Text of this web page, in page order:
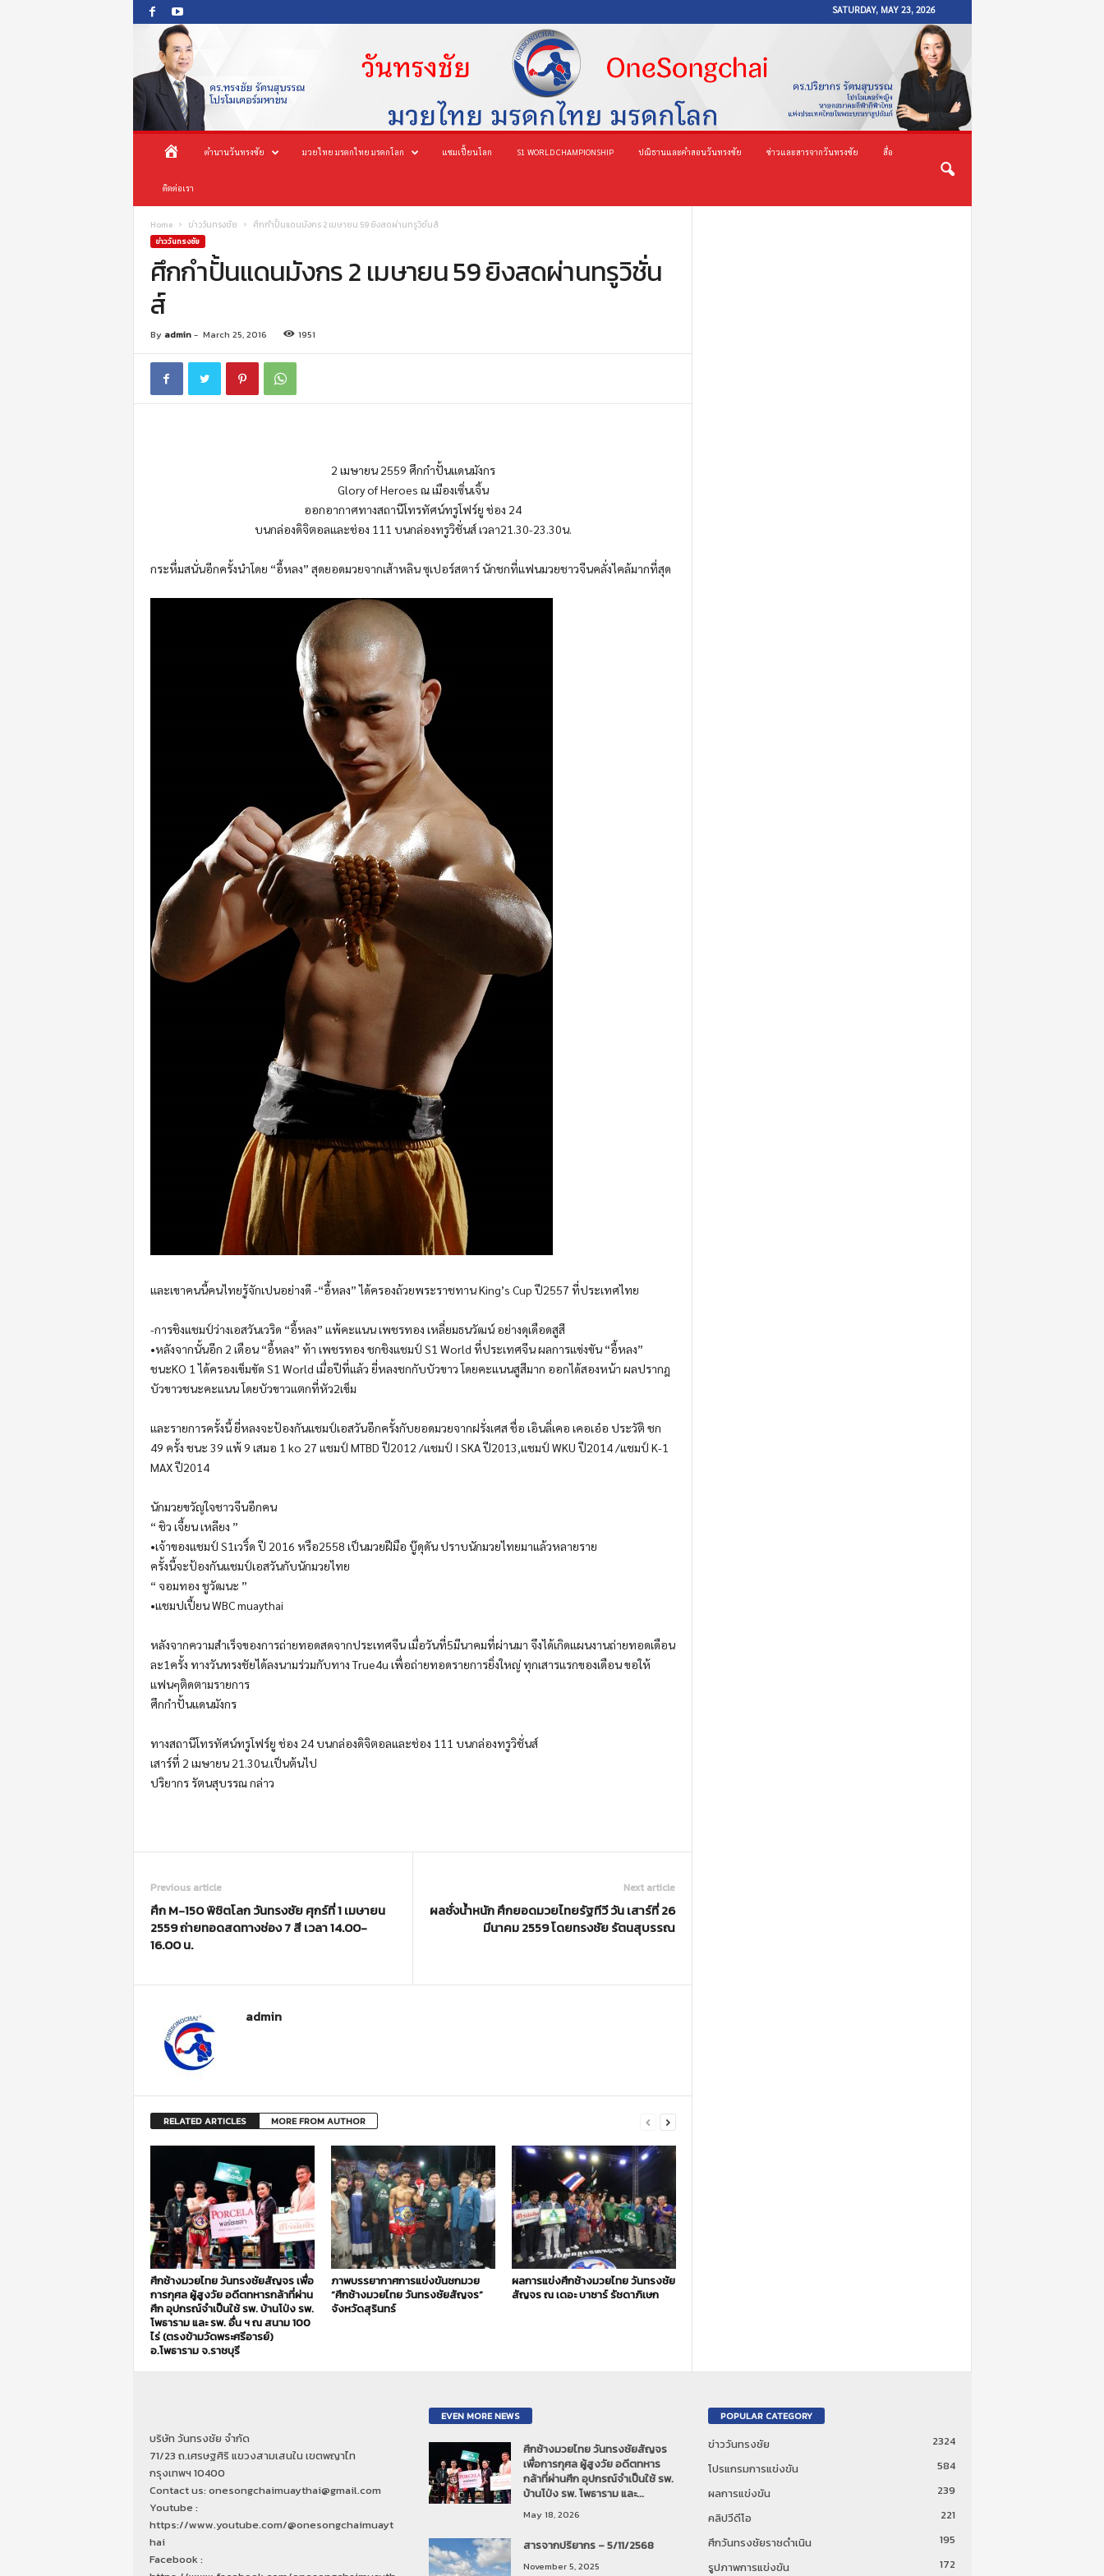
SATURDAY, MAY 23, 2026
O
o
น้
า
ก
ตำนานวันทรงชัย มวยไทย มรดกไทย มรดกโลก แชมเปี้ยนโลก S1 WORLD CHAMPIONSHIP ปณิธานและคำสอนวันทรงชัย ข่าวและสารจากวันทรงชัย สื่อ
ติดต่อเรา
Home ข่าววันทรงชัย ศึกกำปั้นแดนมังกร 2 เมษายน 59 ยิงสดผ่านทรูวิชั่นส์
ข่าววันทรงชัย
ศึกกำปั้นแดนมังกร 2 เมษายน 59 ยิงสดผ่านทรูวิชั่น
ส์
By admin- March 25, 2016 1951
2 เมษายน 2559 ศึกกำปั้นแดนมังกร
Glory of Heroes ณ เมืองเซิ่นเจิ้น
ออกอากาศทางสถานีโทรทัศน์ทรูโฟร์ยู ช่อง 24
บนกล่องดิจิตอลและช่อง 111 บนกล่องทรูวิชั่นส์ เวลา21.30-23.30น.
กระหึ่มสนั่นอีกครั้งนำโดย “อี้หลง” สุดยอดมวยจากเส้าหลิน ซุเปอร์สตาร์ นักชกที่แฟนมวยชาวจีนคลั่งไคล้มากที่สุด
และเขาคนนี้คนไทยรู้จักเปนอย่างดี -“อี้หลง” ได้ครองถ้วยพระราชทาน King’s Cup ปี2557 ที่ประเทศไทย
-การชิงแชมป์ว่างเอสวันเวริด “อี้หลง” แพ้คะแนน เพชรทอง เหลี่ยมธนวัฒน์ อย่างดุเดือดสูสี
•หลังจากนั้นอีก 2 เดือน “อี้หลง” ท้า เพชรทอง ชกชิงแชมป์ S1 World ที่ประเทศจีน ผลการแข่งขัน “อี้หลง”
ชนะKO 1 ได้ครองเข็มขัด S1 World เมื่อปีที่แล้ว ยี่หลงชกกับบัวขาว โดยคะแนนสูสีมาก ออกได้สองหน้า ผลปรากฎ
บัวขาวชนะคะแนน โดยบัวขาวแตกที่หัว2เข็ม
และรายการครั้งนี้ ยี่หลงจะป้องกันแชมป์เอสวันอีกครั้งกับยอดมวยจากฝรั่งเศส ชื่อ เอินลิ่เคอ เคอเอ๋อ ประวัติ ชก
49 ครั้ง ชนะ 39 แพ้ 9 เสมอ 1 ko 27 แชมป์ MTBD ปี2012 /แชมป์ I SKA ปี2013,แชมป์ WKU ปี2014 /แชมป์ K-1
MAX ปี2014
นักมวยขวัญใจชาวจีนอีกคน
“ ชิว เจี้ยน เหลียง ”
•เจ้าของแชมป์ S1เวริ์ด ปี 2016 หรือ2558 เป็นมวยฝีมือ บู๊ดุดัน ปราบนักมวยไทยมาแล้วหลายราย
ครั้งนี้จะป้องกันแชมป์เอสวันกับนักมวยไทย
“ จอมทอง ชูวัฒนะ ”
•แชมปเปี้ยน WBC muaythai
หลังจากความสำเร็จของการถ่ายทอดสดจากประเทศจีน เมื่อวันที่5มีนาคมที่ผ่านมา จึงได้เกิดแผนงานถ่ายทอดเดือน
ละ1ครั้ง ทางวันทรงชัยได้ลงนามร่วมกับทาง True4u เพื่อถ่ายทอดรายการยิ่งใหญ่ ทุกเสารแรกของเดือน ขอให้
แฟนๆติดตามรายการ
ศึกกำปั้นแดนมังกร
ทางสถานีโทรทัศน์ทรูโฟร์ยู ช่อง 24 บนกล่องดิจิตอลและช่อง 111 บนกล่องทรูวิชั่นส์
เสาร์ที่ 2 เมษายน 21.30น.เป็นต้นไป
ปริยากร รัตนสุบรรณ กล่าว
Previous article
ศึก M-150 พิชิตโลก วันทรงชัย ศุกร์ที่ 1 เมษายน
2559 ถ่ายทอดสดทางช่อง 7 สี เวลา 14.00-
16.00 น.
Next article
ผลชั่งน้ำหนัก ศึกยอดมวยไทยรัฐทีวี วัน เสาร์ที่ 26
มีนาคม 2559 โดยทรงชัย รัตนสุบรรณ
admin
RELATED ARTICLES MORE FROM AUTHOR
ศึกช้างมวยไทย วันทรงชัยสัญจร เพื่อ
การกุศล ผู้สูงวัย อดีตทหารกล้าที่ผ่าน
ศึก อุปกรณ์จำเป็นใช้ รพ. บ้านโป่ง รพ.
โพธาราม และ รพ. อื่น ฯ ณ สนาม 100
ไร่ (ตรงข้ามวัดพระศรีอารย์)
อ.โพธาราม จ.ราชบุรี
ภาพบรรยากาศการแข่งขันชกมวย
“ศึกช้างมวยไทย วันทรงชัยสัญจร”
จังหวัดสุรินทร์
ผลการแข่งศึกช้างมวยไทย วันทรงชัย
สัญจร ณ เดอะ บาซาร์ รัชดาภิเษก
บริษัท วันทรงชัย จำกัด
71/23 ถ.เศรษฐศิริ แขวงสามเสนใน เขตพญาไท
กรุงเทพฯ 10400
Contact us: onesongchaimuaythai@gmail.com
Youtube :
https://www.youtube.com/@onesongchaimuayt
hai
Facebook :
EVEN MORE NEWS
ศึกช้างมวยไทย วันทรงชัยสัญจร
เพื่อการกุศล ผู้สูงวัย อดีตทหาร
กล้าที่ผ่านศึก อุปกรณ์จำเป็นใช้ รพ.
บ้านโป่ง รพ. โพธาราม และ...
May 18, 2026
สารจากปริยากร – 5/11/2568
November 5, 2025
POPULAR CATEGORY
ข่าววันทรงชัย
2324
โปรแกรมการแข่งขัน
584
ผลการแข่งขัน
239
คลิปวีดีโอ
221
ศึกวันทรงชัยราชดำเนิน
195
รูปภาพการแข่งขัน
172